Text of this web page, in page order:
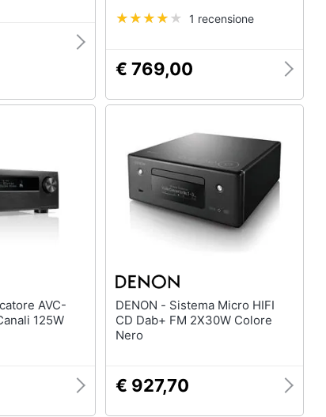
1 recensione
€ 769,00
125W
DENON - Sistema Micro HIFI
CD Dab+ FM 2X30W Colore
Nero
€ 927,70